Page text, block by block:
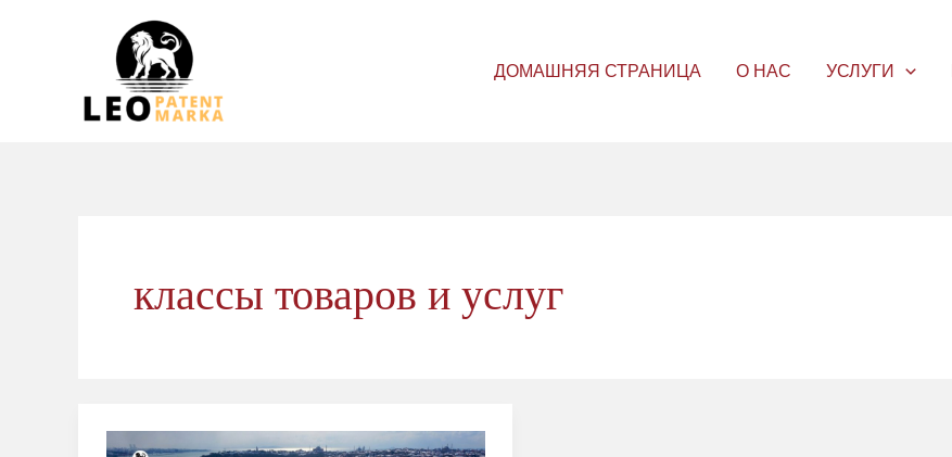
содержимому
ДОМАШНЯЯ СТРАНИЦА О НАС УСЛУГИ
классы товаров и услуг
Классификация